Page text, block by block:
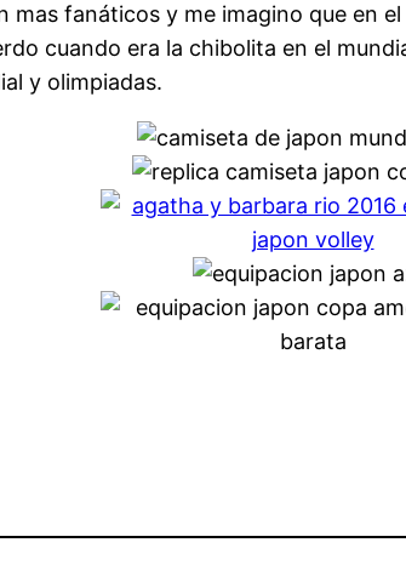
mas fanáticos y me imagino que en
cuando era la chibolita en el
y olimpiadas.